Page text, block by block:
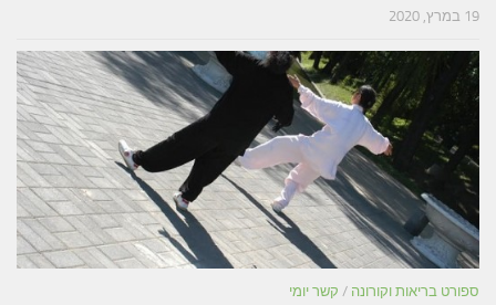
19 במרץ, 2020
ספורט בריאות וקורונה / קשר יומי